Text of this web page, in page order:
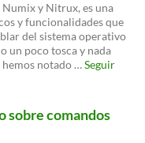
y Nitrux, es una
y funcionalidades que
del sistema operativo
un poco tosca y nada
hemos notado …Seguir
sobre comandos